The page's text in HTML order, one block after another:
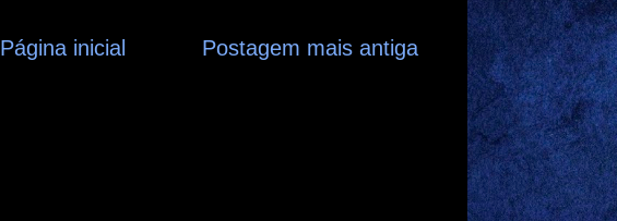
Postagem mais antiga
Página inicial